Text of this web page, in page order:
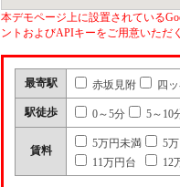
本デモページ上に設置されている
ントおよびAPIキーをご用意いただ
最寄駅 赤坂見附 四
駅徒歩 0～5分 5～10
賃料
5万円未満
5
11万円台
12